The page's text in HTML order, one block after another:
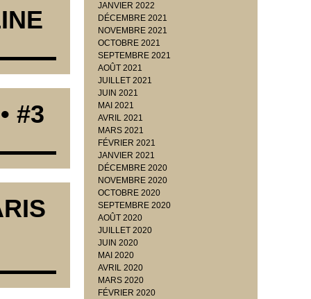
#3
JANVIER 2022
DÉCEMBRE 2021
NOVEMBRE 2021
OCTOBRE 2021
SEPTEMBRE 2021
AOÛT 2021
JUILLET 2021
JUIN 2021
MAI 2021
AVRIL 2021
MARS 2021
FÉVRIER 2021
JANVIER 2021
DÉCEMBRE 2020
NOVEMBRE 2020
OCTOBRE 2020
SEPTEMBRE 2020
AOÛT 2020
JUILLET 2020
JUIN 2020
MAI 2020
AVRIL 2020
MARS 2020
FÉVRIER 2020